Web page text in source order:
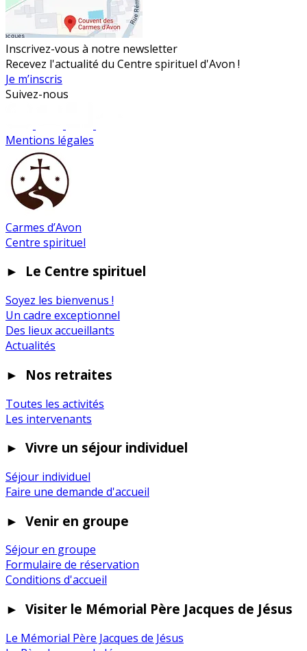
Inscrivez-vous à notre newsletter
Recevez l'actualité du Centre spirituel d'Avon !
Je m’inscris
Suivez-nous
Mentions légales
Carmes d’Avon
Centre spirituel
► Le Centre spirituel
Soyez les bienvenus !
Un cadre exceptionnel
Des lieux accueillants
Actualités
► Nos retraites
Toutes les activités
Les intervenants
► Vivre un séjour individuel
Séjour individuel
Faire une demande d'accueil
► Venir en groupe
Séjour en groupe
Formulaire de réservation
Conditions d'accueil
► Visiter le Mémorial Père Jacques de Jésus
Le Mémorial Père Jacques de Jésus